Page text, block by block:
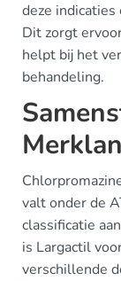
deze indicaties
Dit zorgt
helpt bij het
behandeling.
valt onder de
classificatie
is Largactil
verschillende